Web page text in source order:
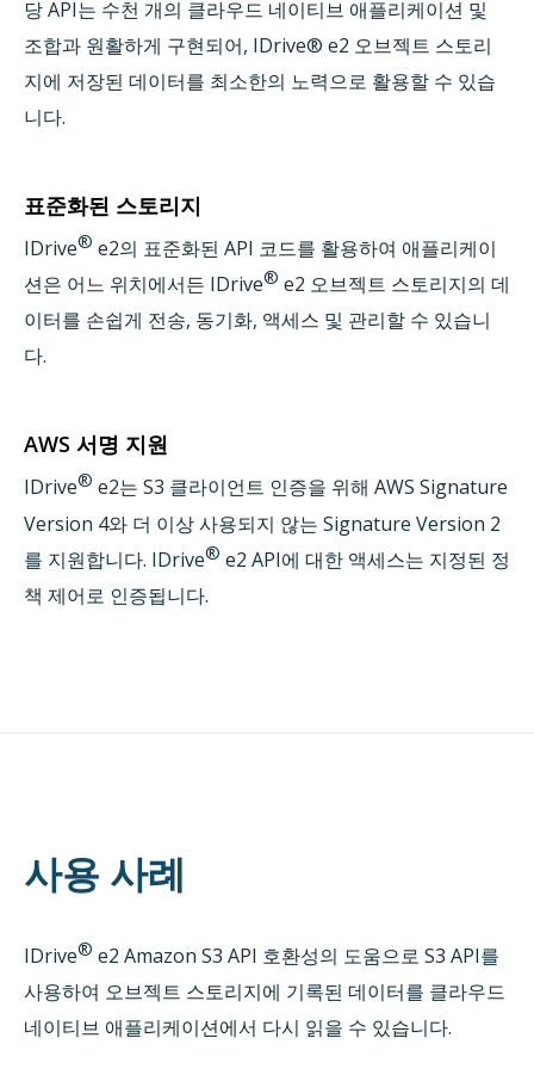
당 API는 수천 개의 클라우드 네이티브 애플리케이션 및
조합과 원활하게 구현되어, IDrive® e2 오브젝트 스토리
지에 저장된 데이터를 최소한의 노력으로 활용할 수 있습
니다.
표준화된 스토리지
IDrive® e2의 표준화된 API 코드를 활용하여 애플리케이
션은 어느 위치에서든 IDrive® e2 오브젝트 스토리지의 데
이터를 손쉽게 전송, 동기화, 액세스 및 관리할 수 있습니
다.
AWS 서명 지원
IDrive® e2는 S3 클라이언트 인증을 위해 AWS Signature
Version 4와 더 이상 사용되지 않는 Signature Version 2
를 지원합니다. IDrive® e2 API에 대한 액세스는 지정된 정
책 제어로 인증됩니다.
사용 사례
IDrive® e2 Amazon S3 API 호환성의 도움으로 S3 API를
사용하여 오브젝트 스토리지에 기록된 데이터를 클라우드
네이티브 애플리케이션에서 다시 읽을 수 있습니다.